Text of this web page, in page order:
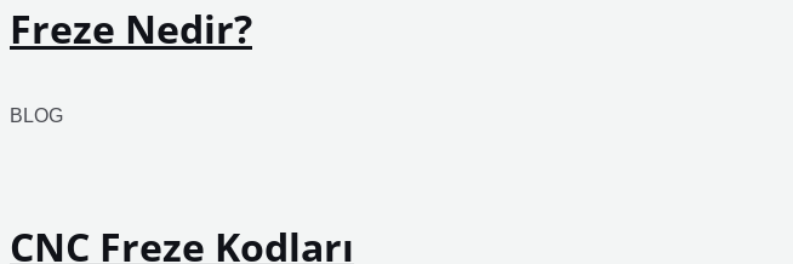
Freze Nedir?
BLOG
CNC Freze Kodları